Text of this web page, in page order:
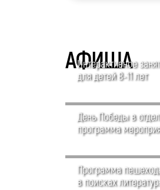
АФИША
Интерактивное
для детей 8-11 лет
День Победы в
программа
Программа
в поисках